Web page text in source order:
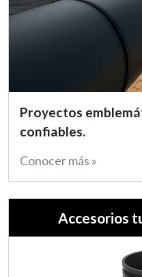
Proyectos
confiables.
Conocer más »
Accesorios